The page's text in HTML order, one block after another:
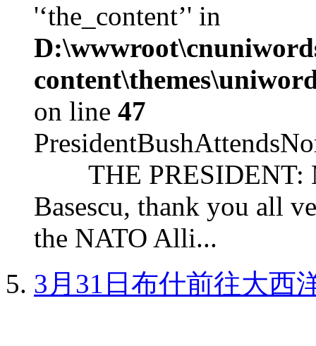
'‘the_content’' in
on line 47
THE PRESIDENT:
Basescu, thank you all
the NATO Alli...
3月31日布什前往大西